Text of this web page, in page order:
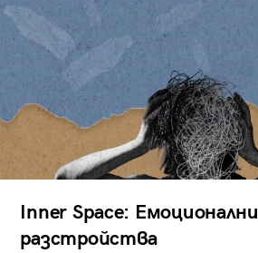
Inner Space: Емоционални
разстройства